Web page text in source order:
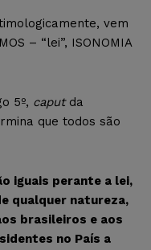
vem
– “lei”, ISONOMIA
5º, caputda
que todos são
iguais perante a lei,
qualquer natureza,
brasileiros e aos
no País a